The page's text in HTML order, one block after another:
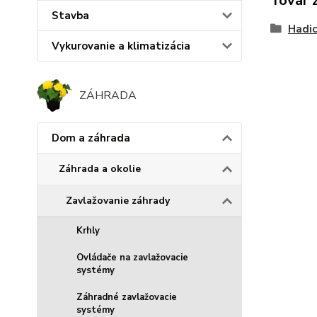
Stavba
Vykurovanie a klimatizácia
ZÁHRADA
Dom a záhrada
Záhrada a okolie
Zavlažovanie záhrady
Krhly
Ovládače na zavlažovacie
systémy
Záhradné zavlažovacie
systémy